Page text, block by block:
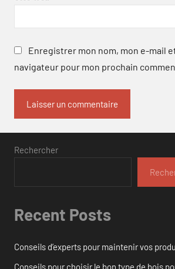
Enregistrer mon nom, mon e-mail
navigateur pour mon prochain
Rechercher
Recent Posts
Conseils d’experts pour maintenir vos
Conseils pour choisir le bon type de bois